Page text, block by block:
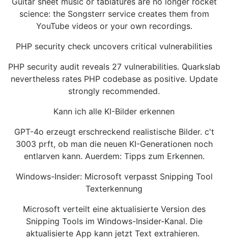
science: the Songsterr service creates them from
YouTube videos or your own recordings.
PHP security check uncovers critical vulnerabilities
PHP security audit reveals 27 vulnerabilities. Quarkslab
nevertheless rates PHP codebase as positive. Update
strongly recommended.
Kann ich alle KI-Bilder erkennen
GPT-4o erzeugt erschreckend realistische Bilder. c't
3003 prft, ob man die neuen KI-Generationen noch
entlarven kann. Auerdem: Tipps zum Erkennen.
Windows-Insider: Microsoft verpasst Snipping Tool
Texterkennung
Microsoft verteilt eine aktualisierte Version des
Snipping Tools im Windows-Insider-Kanal. Die
aktualisierte App kann jetzt Text extrahieren.